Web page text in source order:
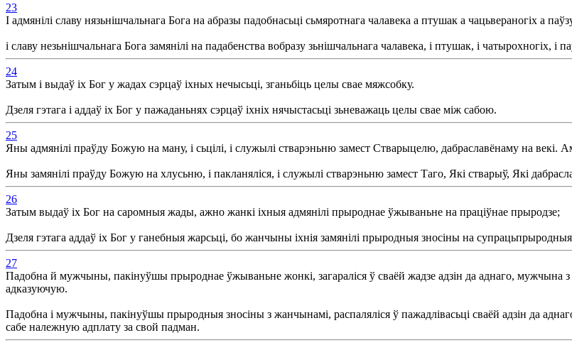
23
І адмянілі славу нязьнішчальнага Бога на абразы падобнасьці сьмяротнага чалавека а птушак а чацьвераногіх а
і славу незьнішчальнага Бога замянілі на падабенства вобразу зьнішчальнага чалавека, і птушак, і чатырохногіх, і
24
Затым і выдаў іх Бог у жадах сэрцаў іхных нечысьці, зганьбіць целы свае мяжсобку.
Дзеля гэтага і аддаў іх Бог у пажаданьнях сэрцаў іхніх нячыстасьці зьневажаць целы свае між сабою.
25
Яны адмянілі праўду Божую на ману, і сьцілі, і служылі стварэньню замест Стварыцелю, дабраславёнаму на векі.
Яны замянілі праўду Божую на хлусьню, і пакланяліся, і служылі стварэньню замест Таго, Які стварыў, Які
26
Затым выдаў іх Бог на саромныя жады, ажно жанкі іхныя адмянілі прыроднае ўжываньне на праціўнае прыродзе;
Дзеля гэтага аддаў іх Бог у ганебныя жарсьці, бо жанчыны іхнія замянілі прыродныя зносіны на
27
Падобна й мужчыны, пакінуўшы прыроднае ўжываньне жонкі, загараліся ў сваёй жадзе адзін да аднаго, мужчына
адказуючую.
Падобна і мужчыны, пакінуўшы прыродныя зносіны з жанчынамі, распаляліся ў пажадлівасьці сваёй адзін да
сабе належную адплату за свой падман.